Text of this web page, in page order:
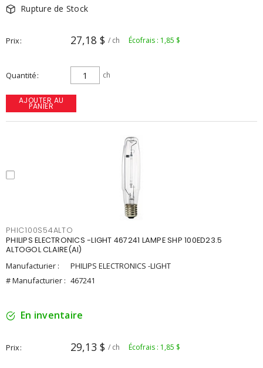
Rupture de Stock
Prix 27,18 $ / ch Écofrais : 1,85 $
Quantité ch
AJOUTER AU
PANIER
PHIC100S54ALTO
PHILIPS ELECTRONICS -LIGHT 467241 LAMPE SHP 100ED23.5
ALTOGOL CLAIRE(AI)
Manufacturier :
PHILIPS ELECTRONICS -LIGHT
# Manufacturier : 467241
En inventaire
Prix 29,13 $ / ch Écofrais : 1,85 $